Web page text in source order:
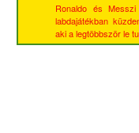
Ronaldo és
labdajátékban
aki a legtöbbször le